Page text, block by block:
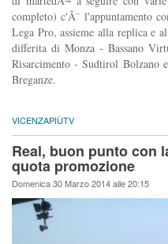
completo) c'Ã¨ l'appuntamento
Lega Pro, assieme alla replica e
differita di Monza - Bassano
Risarcimento - Sudtirol Bolzano
Breganze.
VICENZAPIÙTV
Real, buon punto con
quota promozione
Domenica 30 Marzo 2014 alle 20:15